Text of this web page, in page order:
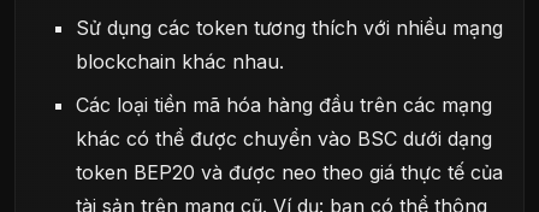
Sử dụng các token tương thích với nhiều mạng
blockchain khác nhau.
Các loại tiền mã hóa hàng đầu trên các mạng
khác có thể được chuyển vào BSC dưới dạng
token BEP20 và được neo theo giá thực tế của
tài sản trên mạng cũ. Ví dụ: bạn có thể thông